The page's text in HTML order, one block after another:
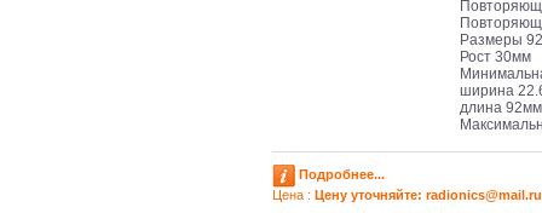
Размеры
Рост 30мм
ширина
длина 92мм
Подробнее...
Цена : Цену уточняйте: radioniсs@mail.ru